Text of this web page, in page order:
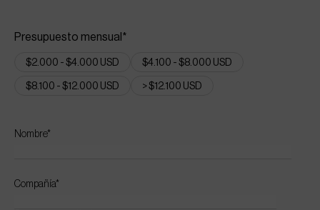
Presupuesto mensual*
$2.000 - $4.000 USD $4.100 - $8.000 USD
$8.100 - $12.000 USD > $12.100 USD
Nombre*
Compañía*